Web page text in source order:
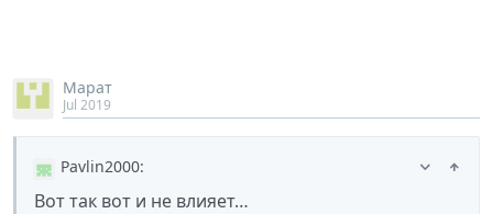
Марат
Jul 2019
Pavlin2000:
Вот так вот и не влияет…